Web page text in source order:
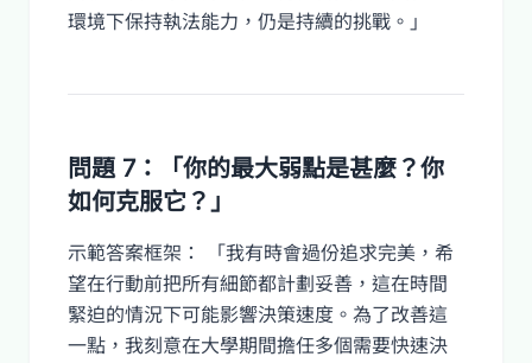
環境下保持執法能力，仍是持續的挑戰。」
問題 7：「你的最大弱點是甚麼？你
如何克服它？」
示範答案框架： 「我有時會過份追求完美，希
望在行動前把所有細節都計劃妥善，這在時間
緊迫的情況下可能影響決策速度。為了改善這
一點，我刻意在大學期間擔任多個需要快速決